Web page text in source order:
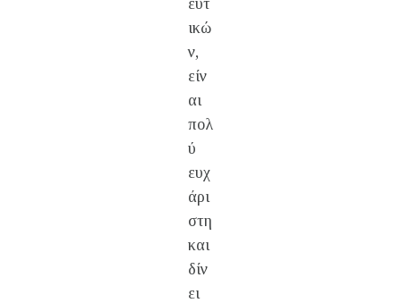
ικώ
ν,
είν
αι
πολ
ύ
ευχ
άρι
στη
και
δίν
ει